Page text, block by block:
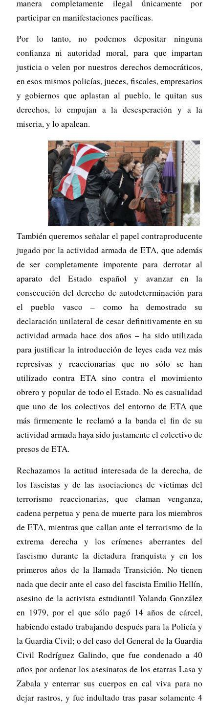
manera completamente ilegal únicamente por
participar en manifestaciones pacíficas.
Por lo tanto, no podemos depositar ninguna
confianza ni autoridad moral, para que impartan
justicia o velen por nuestros derechos democráticos,
en esos mismos policías, jueces, fiscales, empresarios
y gobiernos que aplastan al pueblo, le quitan sus
derechos, lo empujan a la desesperación y a la
miseria, y lo apalean.
También queremos señalar el papel contraproducente
jugado por la actividad armada de ETA, que además
de ser completamente impotente para derrotar al
aparato del Estado español y avanzar en la
consecución del derecho de autodeterminación para
el pueblo vasco – como ha demostrado su
declaración unilateral de cesar definitivamente en su
actividad armada hace dos años – ha sido utilizada
para justificar la introducción de leyes cada vez más
represivas y reaccionarias que no sólo se han
utilizado contra ETA sino contra el movimiento
obrero y popular de todo el Estado. No es casualidad
que uno de los colectivos del entorno de ETA que
más firmemente le reclamó a la banda el fin de su
actividad armada haya sido justamente el colectivo de
presos de ETA.
Rechazamos la actitud interesada de la derecha, de
los fascistas y de las asociaciones de víctimas del
terrorismo reaccionarias, que claman venganza,
cadena perpetua y pena de muerte para los miembros
de ETA, mientras que callan ante el terrorismo de la
extrema derecha y los crímenes aberrantes del
fascismo durante la dictadura franquista y en los
primeros años de la llamada Transición. No tienen
nada que decir ante el caso del fascista Emilio Hellín,
asesino de la activista estudiantil Yolanda González
en 1979, por el que sólo pagó 14 años de cárcel,
habiendo estado trabajando después para la Policía y
la Guardia Civil; o del caso del General de la Guardia
Civil Rodríguez Galindo, que fue condenado a 40
años por ordenar los asesinatos de los etarras Lasa y
Zabala y enterrar sus cuerpos en cal viva para no
dejar rastros, y fue indultado tras pasar solamente 4